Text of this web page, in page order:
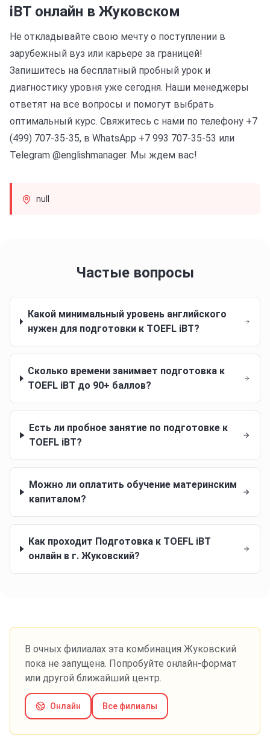
iBT онлайн в Жуковском
Не откладывайте свою мечту о поступлении в
зарубежный вуз или карьере за границей!
Запишитесь на бесплатный пробный урок и
диагностику уровня уже сегодня. Наши менеджеры
ответят на все вопросы и помогут выбрать
оптимальный курс. Свяжитесь с нами по телефону +7
(499) 707-35-35, в WhatsApp +7 993 707-35-53 или
Telegram @englishmanager. Мы ждем вас!
null
Частые вопросы
Какой минимальный уровень английского
нужен для подготовки к TOEFL iBT?
Сколько времени занимает подготовка к
TOEFL iBT до 90+ баллов?
Есть ли пробное занятие по подготовке к
TOEFL iBT?
Можно ли оплатить обучение материнским
капиталом?
Как проходит Подготовка к TOEFL iBT
онлайн в г. Жуковский?
В очных филиалах эта комбинация Жуковский
пока не запущена. Попробуйте онлайн-формат
или другой ближайший центр.
Онлайн Все филиалы